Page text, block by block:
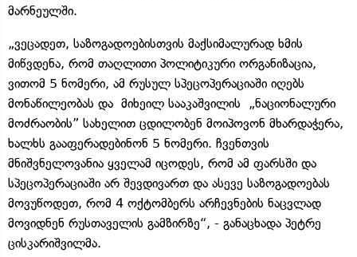
მარნეულში.
„ვეცადეთ, საზოგადოებისთვის მაქსიმალურად ხმის
მიწვდენა, რომ თაღლითი პოლიტიკური ორგანიზაცია,
ვითომ 5 ნომერი, ამ რუსულ სპეცოპერაციაში იღებს
მონაწილეობას და მიხეილ სააკაშვილის „ნაციონალური
მოძრაობის” სახელით ცდილობენ მოიპოვონ მხარდაჭერა,
ხალხს გააფერადებინონ 5 ნომერი. ჩვენთვის
მნიშვნელოვანია ყველამ იცოდეს, რომ ამ ფარსში და
სპეცოპერაციაში არ შევდივართ და ასევე საზოგადოებას
მოვუწოდეთ, რომ 4 ოქტომბერს არჩევნების ნაცვლად
მოვიდნენ რუსთაველის გამზირზე“, - განაცხადა პეტრე
ცისკარიშვილმა.